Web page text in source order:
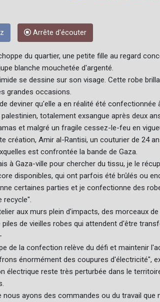
Arrête d'écouter
du quartier, une petite fille au regard
blanche mouchetée d'argenté.
se dessine sur son visage. Cette robe
grandes occasions.
deviner qu'elle a en réalité été
totalement exsangue après deux
et malgré un fragile cessez-le-feu en
création, Amir al-Rantisi, un couturier de 24
est confrontée la bande de Gaza.
à Gaza-ville pour chercher du tissu, je le
disponibles, qui ont parfois été brûlés ou
certaines parties et je confectionne des
recycle".
aux murs plein d'impacts, des morceaux
piles de vieilles robes qui attendent d'être
de la confection relève du défi et maintenir
énormément des coupures d'électricité",
électrique reste très perturbée dans le
nous ayons des commandes ou du travail